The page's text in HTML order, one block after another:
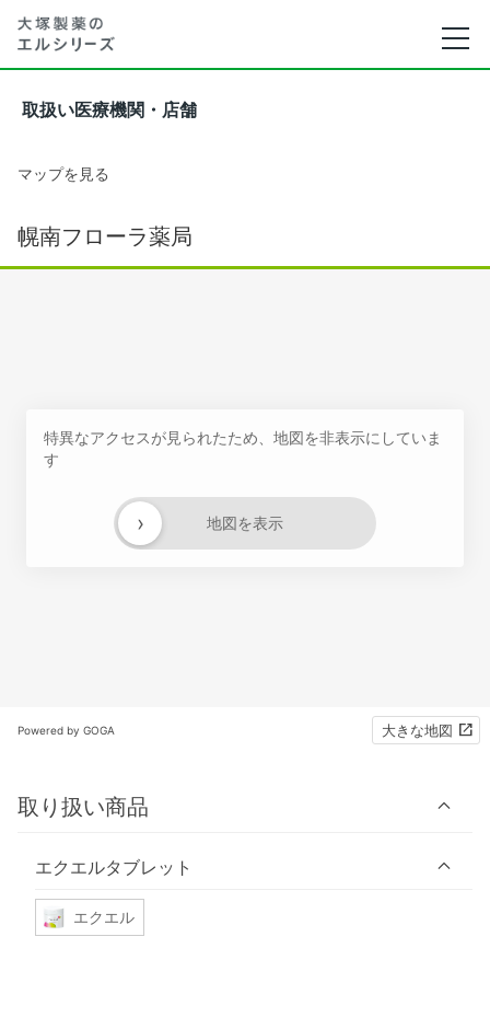
取扱い医療機関・店舗
マップを見る
幌南フローラ薬局
特異なアクセスが見られたため、地図を非表示にしていま
す
地図を表示
›
Powered by GOGA 大きな地図
取り扱い商品
エクエルタブレット
エクエル